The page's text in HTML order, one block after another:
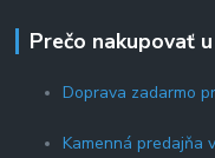
Prečo nakupovať
Doprava zadarmo
Kamenná predajňa